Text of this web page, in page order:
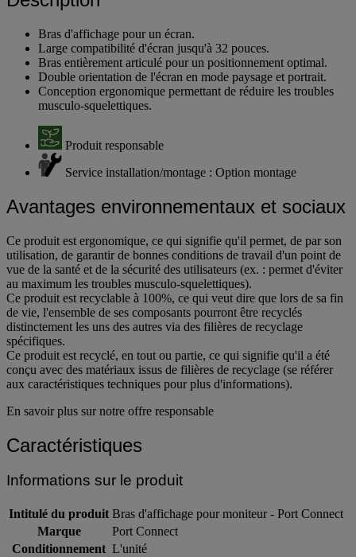
Bras d'affichage pour un écran.
Large compatibilité d'écran jusqu'à 32 pouces.
Bras entièrement articulé pour un positionnement optimal.
Double orientation de l'écran en mode paysage et portrait.
Conception ergonomique permettant de réduire les troubles
musculo-squelettiques.
Produit responsable
Service installation/montage : Option montage
Avantages environnementaux et sociaux
Ce produit est ergonomique, ce qui signifie qu'il permet, de par son
utilisation, de garantir de bonnes conditions de travail d'un point de
vue de la santé et de la sécurité des utilisateurs (ex. : permet d'éviter
au maximum les troubles musculo-squelettiques).
Ce produit est recyclable à 100%, ce qui veut dire que lors de sa fin
de vie, l'ensemble de ses composants pourront être recyclés
distinctement les uns des autres via des filières de recyclage
spécifiques.
Ce produit est recyclé, en tout ou partie, ce qui signifie qu'il a été
conçu avec des matériaux issus de filières de recyclage (se référer
aux caractéristiques techniques pour plus d'informations).
En savoir plus sur notre offre responsable
Caractéristiques
Informations sur le produit
Intitulé du produit Bras d'affichage pour moniteur - Port Connect
Marque
Port Connect
Conditionnement L'unité